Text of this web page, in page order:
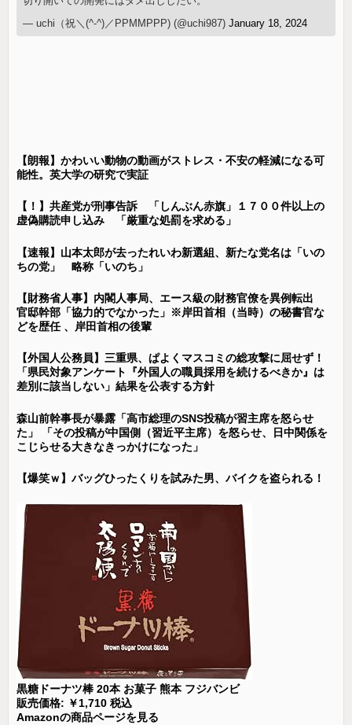
— uchi（祝＼(^-^)／PPMMPPP) (@uchi987)January 18, 2024
【朗報】かわいい動物の動画がストレス・不安の軽減になる可
能性。英大学の研究で実証
【！】共産党が刑事告訴 「しんぶん赤旗」１７００件以上の
虚偽購読申し込み 「厳重な処罰を求める」
【速報】山本太郎が去ったれいわ新選組、新たな党名は「いの
ちの党」 略称「いのち」
【財務省人事】内閣人事局、エース級の財務官僚を異例転出
官邸幹部「協力的でなかった」※岸田首相（当時）の秘書官な
どを歴任 、岸田首相の後輩
【外国人公務員】三重県、ぱよくマスコミの総攻撃に屈せず！
「県民対象アンケート『外国人の職員採用を続けるべきか』は
差別に該当しない」結果を公表する方針
森山前幹事長が暴露「高市総理のSNS投稿が習主席を怒らせ
た」 「その投稿が中国側（習近平主席）を怒らせ、日中関係を
こじらせる大きなきっかけになった」
【爆笑ｗ】バッグひったくりを試みた男、バイクを盗られる！
黒糖ドーナツ棒 20本 お菓子 熊本 フジバンビ
販売価格: ￥1,710 税込
Amazonの商品ページを見る